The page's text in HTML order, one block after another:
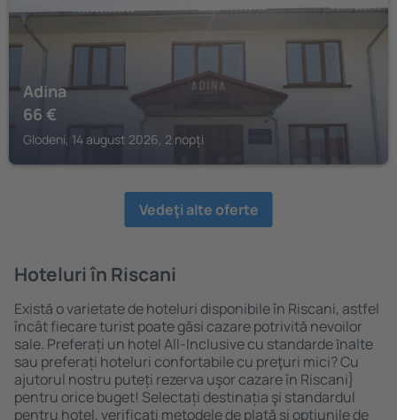
Adina
66 €
Glodeni, 14 august 2026, 2 nopți
Vedeţi alte oferte
Hoteluri în Riscani
Există o varietate de hoteluri disponibile în Riscani, astfel
încât fiecare turist poate găsi cazare potrivită nevoilor
sale. Preferați un hotel All-Inclusive cu standarde ȋnalte
sau preferați hoteluri confortabile cu preţuri mici? Cu
ajutorul nostru puteți rezerva uşor cazare în Riscani}
pentru orice buget! Selectați destinația şi standardul
pentru hotel, verificați metodele de plată și opțiunile de